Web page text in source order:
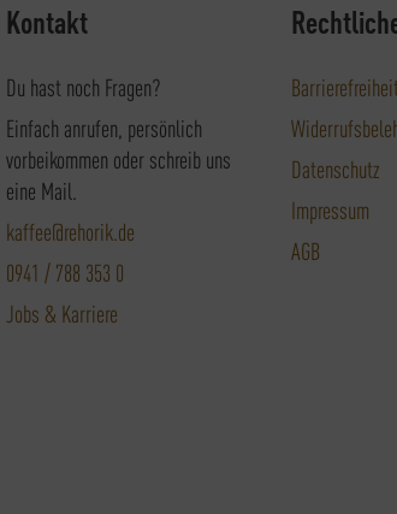
Kontakt
Du hast noch Fragen?
Einfach anrufen, persönlich
vorbeikommen oder schreib uns
eine Mail.
kaffee@rehorik.de
0941 / 788 353 0
Jobs & Karriere
Datenschutz
Impressum
AGB